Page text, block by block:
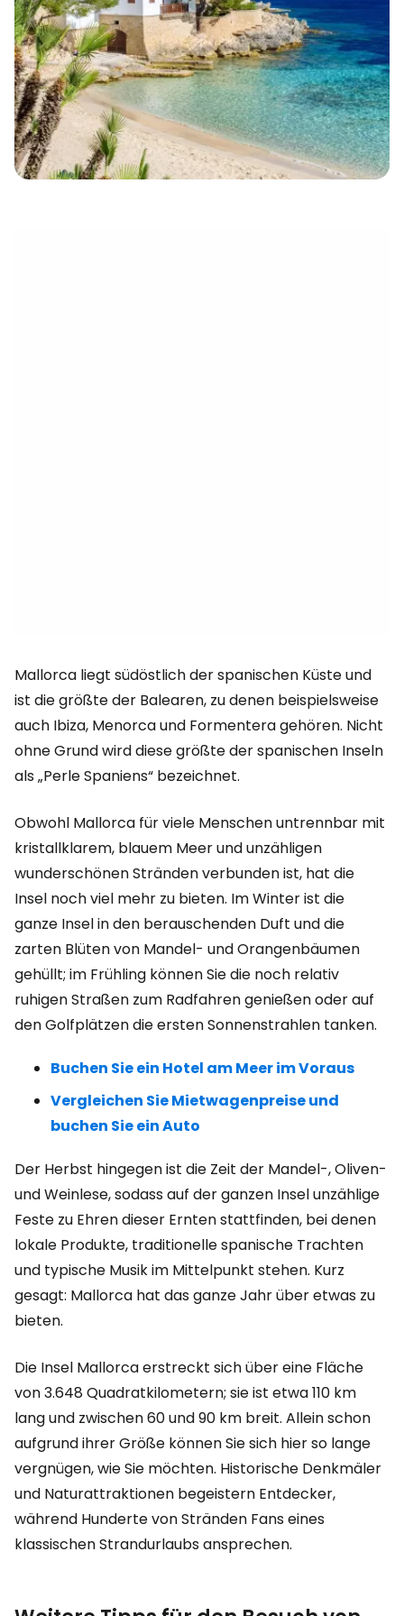
Mallorca liegt südöstlich der spanischen Küste und
ist die größte der Balearen, zu denen beispielsweise
auch Ibiza, Menorca und Formentera gehören. Nicht
ohne Grund wird diese größte der spanischen Inseln
als „Perle Spaniens“ bezeichnet.
Obwohl Mallorca für viele Menschen untrennbar mit
kristallklarem, blauem Meer und unzähligen
wunderschönen Stränden verbunden ist, hat die
Insel noch viel mehr zu bieten. Im Winter ist die
ganze Insel in den berauschenden Duft und die
zarten Blüten von Mandel- und Orangenbäumen
gehüllt; im Frühling können Sie die noch relativ
ruhigen Straßen zum Radfahren genießen oder auf
den Golfplätzen die ersten Sonnenstrahlen tanken.
Buchen Sie ein Hotel am Meer im Voraus
Vergleichen Sie Mietwagenpreise und
buchen Sie ein Auto
Der Herbst hingegen ist die Zeit der Mandel-, Oliven-
und Weinlese, sodass auf der ganzen Insel unzählige
Feste zu Ehren dieser Ernten stattfinden, bei denen
lokale Produkte, traditionelle spanische Trachten
und typische Musik im Mittelpunkt stehen. Kurz
gesagt: Mallorca hat das ganze Jahr über etwas zu
bieten.
Die Insel Mallorca erstreckt sich über eine Fläche
von 3.648 Quadratkilometern; sie ist etwa 110 km
lang und zwischen 60 und 90 km breit. Allein schon
aufgrund ihrer Größe können Sie sich hier so lange
vergnügen, wie Sie möchten. Historische Denkmäler
und Naturattraktionen begeistern Entdecker,
während Hunderte von Stränden Fans eines
klassischen Strandurlaubs ansprechen.